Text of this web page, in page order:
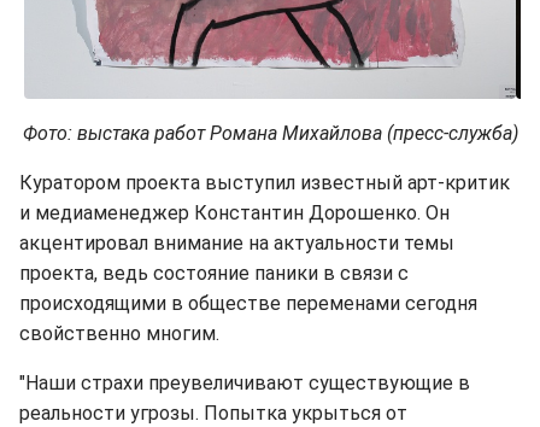
Фото: выстака работ Романа Михайлова (пресс-служба)
Куратором проекта выступил известный арт-критик
и медиаменеджер Константин Дорошенко. Он
акцентировал внимание на актуальности темы
проекта, ведь состояние паники в связи с
происходящими в обществе переменами сегодня
свойственно многим.
"Наши страхи преувеличивают существующие в
реальности угрозы. Попытка укрыться от